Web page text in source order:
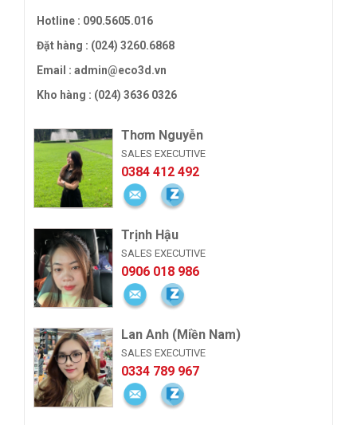
Hotline : 090.5605.016
Đặt hàng : (024) 3260.6868
Email : admin@eco3d.vn
Kho hàng : (024) 3636 0326
Thơm Nguyễn
SALES EXECUTIVE
0384 412 492
Trịnh Hậu
SALES EXECUTIVE
0906 018 986
Lan Anh (Miền Nam)
SALES EXECUTIVE
0334 789 967